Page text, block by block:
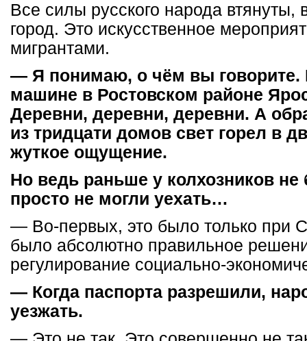
Все силы русского народа
город. Это искусственное
мигрантами.
— Я понимаю, о чём вы говорите.
машине в Ростовском районе
Деревни, деревни, деревни. А
из тридцати домов свет горел в
жуткое ощущение.
Но ведь раньше у колхозников
просто не могли уехать…
— Во-первых, это было только при
было абсолютно правильное
регулирование социально-
— Когда паспорта разрешили,
уезжать.